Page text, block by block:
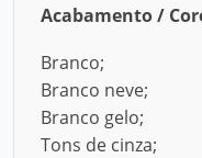
Acabamento /
Branco;
Branco neve;
Branco gelo;
Tons de cinza;